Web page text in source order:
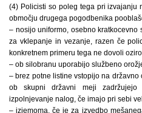
(4) Policisti so poleg tega pri izvajanju
območju drugega pogodbenika
– nosijo uniformo, osebno kratkocevno
za vklepanje in vezanje, razen če
konkretnem primeru tega ne dovoli
– ob silobranu uporabijo službeno
– brez potne listine vstopijo na
ob skupni državni meji
izpolnjevanje nalog, če imajo pri sebi
– izjemoma, če je za izvedbo